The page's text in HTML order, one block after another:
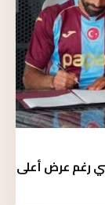
رغم عرض أعلى